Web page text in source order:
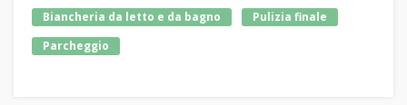
Biancheria da letto e da bagno
Pulizia finale
Parcheggio